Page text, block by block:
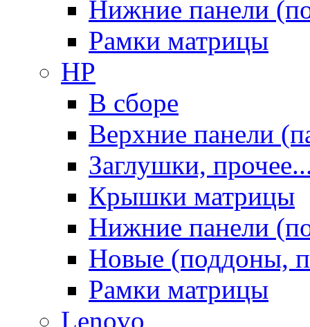
Нижние панели
Рамки матрицы
HP
В сборе
Верхние панели
Заглушки,
Крышки матрицы
Нижние панели
Новые (поддоны,
Рамки матрицы
Lenovo